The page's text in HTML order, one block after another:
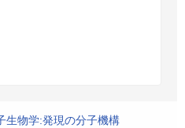
生物学:発現の分子機構